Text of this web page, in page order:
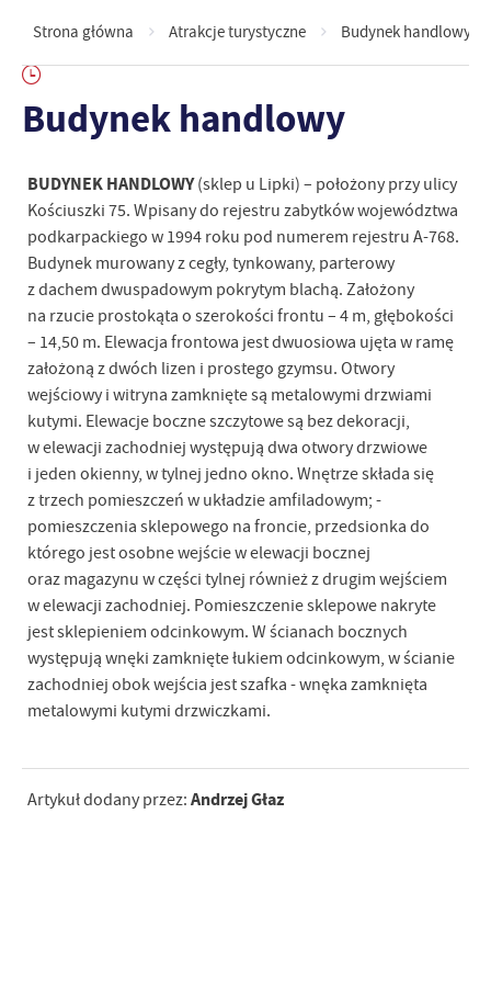
Strona główna Atrakcje turystyczne Budynek handlowy
Budynek handlowy
BUDYNEK HANDLOWY(sklep u Lipki) – położony przy ulicy
Kościuszki 75. Wpisany do rejestru zabytków województwa
podkarpackiego w 1994 roku pod numerem rejestru A-768.
Budynek murowany z cegły, tynkowany, parterowy
z dachem dwuspadowym pokrytym blachą. Założony
na rzucie prostokąta o szerokości frontu – 4 m, głębokości
– 14,50 m. Elewacja frontowa jest dwuosiowa ujęta w ramę
założoną z dwóch lizen i prostego gzymsu. Otwory
wejściowy i witryna zamknięte są metalowymi drzwiami
kutymi. Elewacje boczne szczytowe są bez dekoracji,
w elewacji zachodniej występują dwa otwory drzwiowe
i jeden okienny, w tylnej jedno okno. Wnętrze składa się
z trzech pomieszczeń w układzie amfiladowym; -
pomieszczenia sklepowego na froncie, przedsionka do
którego jest osobne wejście w elewacji bocznej
oraz magazynu w części tylnej również z drugim wejściem
w elewacji zachodniej. Pomieszczenie sklepowe nakryte
jest sklepieniem odcinkowym. W ścianach bocznych
występują wnęki zamknięte łukiem odcinkowym, w ścianie
zachodniej obok wejścia jest szafka - wnęka zamknięta
metalowymi kutymi drzwiczkami.
Artykuł dodany przez: Andrzej Głaz